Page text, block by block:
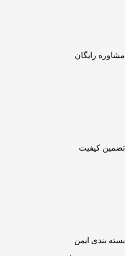
مشاوره رایگان
تضمین کیفیت
بسته بندی ایمن